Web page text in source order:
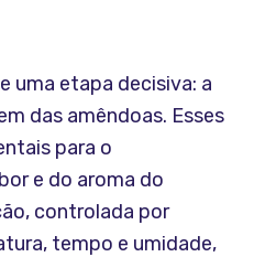
uma etapa decisiva: a
das amêndoas. Esses
para o
e do aroma do
controlada por
tempo e umidade,